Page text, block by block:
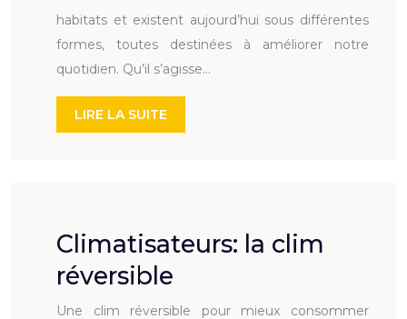
habitats et existent aujourd’hui sous différentes
formes, toutes destinées à améliorer notre
quotidien. Qu’il s’agisse…
LIRE LA SUITE
Climatisateurs: la clim
réversible
Une clim réversible pour mieux consommer